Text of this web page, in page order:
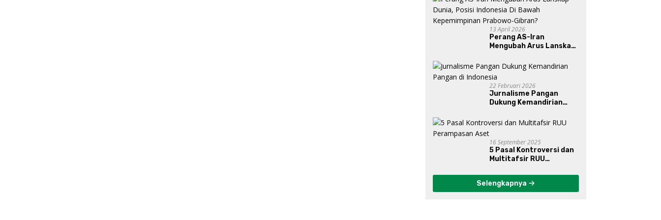
13 April 2026
Perang AS-Iran
Mengubah Arus Lanskap
Bawah Kepemimpinan
Prabowo-Gibran?
22 Februari 2026
Jurnalisme Pangan
Dukung Kemandirian
16 September 2025
5 Pasal Kontroversi dan
Multitafsir RUU
Selengkapnya